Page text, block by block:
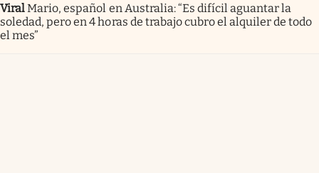
ViralMario, español en Australia: “Es difícil aguantar la
soledad, pero en 4 horas de trabajo cubro el alquiler de todo
el mes”